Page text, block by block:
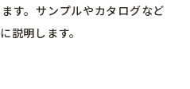
す。サンプルやカタログなど
説明します。